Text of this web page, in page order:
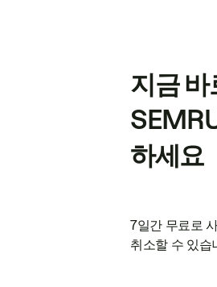
지금 바
하세요
7일간 무료로
취소할 수 있습